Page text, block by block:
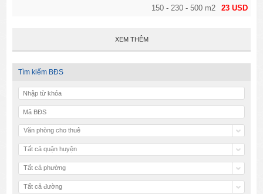
23 USD
150 - 230 - 500 m2
XEM THÊM
Tìm kiếm BĐS
Văn phòng cho thuê
Tất cả quận huyện
Tất cả phường
Tất cả đường